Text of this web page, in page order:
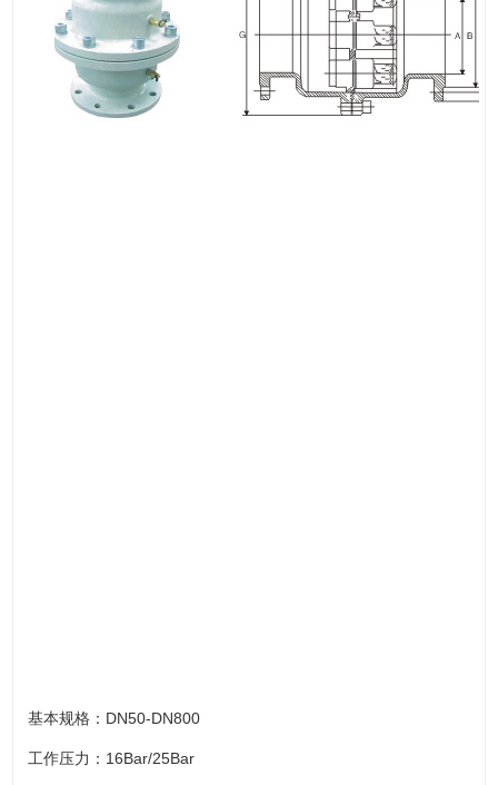
基本规格：DN50-DN800
工作压力：16Bar/25Bar